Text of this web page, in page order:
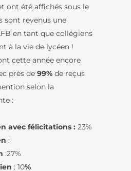
ont été affichés sous le
sont revenus une
en tant que collégiens
à la vie de lycéen !
cette année encore
près de 99% de reçus
selon la
:
avec félicitations : 23%
:
:27%
: 10%